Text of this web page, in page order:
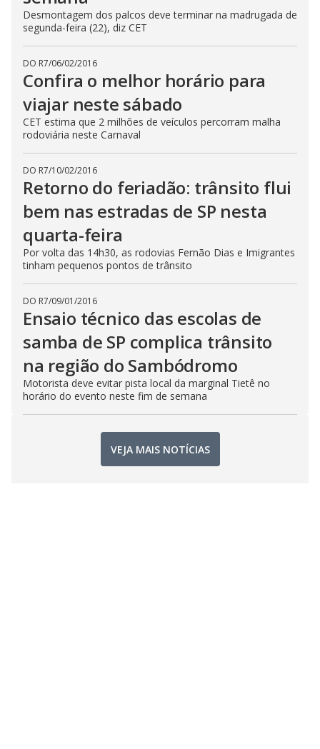
Desmontagem dos palcos deve terminar na madrugada de
segunda-feira (22), diz CET
DO R7/06/02/2016
Confira o melhor horário para
viajar neste sábado
CET estima que 2 milhões de veículos percorram malha
rodoviária neste Carnaval
DO R7/10/02/2016
Retorno do feriadão: trânsito flui
bem nas estradas de SP nesta
quarta-feira
Por volta das 14h30, as rodovias Fernão Dias e Imigrantes
tinham pequenos pontos de trânsito
DO R7/09/01/2016
Ensaio técnico das escolas de
samba de SP complica trânsito
na região do Sambódromo
Motorista deve evitar pista local da marginal Tietê no
horário do evento neste fim de semana
VEJA MAIS NOTÍCIAS